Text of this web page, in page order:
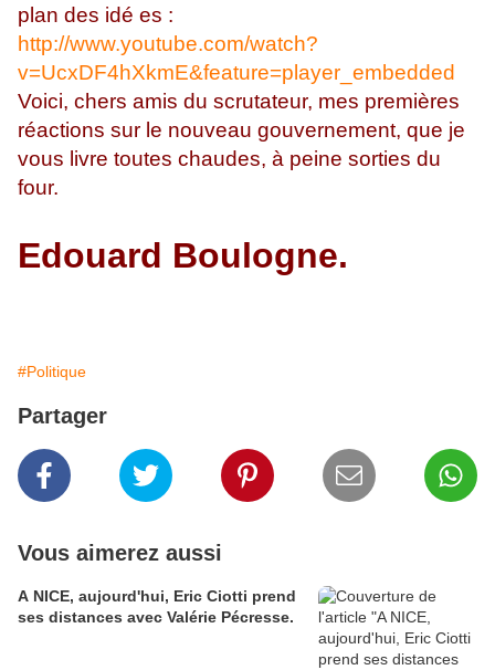
plan des idé es :
http://www.youtube.com/watch?
v=UcxDF4hXkmE&feature=player_embedded
Voici, chers amis du scrutateur, mes premières
réactions sur le nouveau gouvernement, que je
vous livre toutes chaudes, à peine sorties du
four.
Edouard Boulogne.
#Politique
Partager
Vous aimerez aussi
A NICE, aujourd'hui, Eric Ciotti prend
ses distances avec Valérie Pécresse.